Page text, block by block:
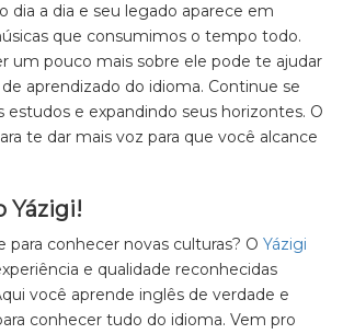
dia a dia e seu legado aparece em
que consumimos o tempo todo.
um pouco mais sobre ele pode te ajudar
aprendizado do idioma. Continue se
estudos e expandindo seus horizontes. O
te dar mais voz para que você alcance
Yázigi!
para conhecer novas culturas? O Yázigi
e qualidade reconhecidas
você aprende inglês de verdade e
conhecer tudo do idioma. Vem pro